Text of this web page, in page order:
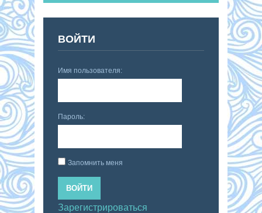
ВОЙТИ
Имя пользователя:
Пароль:
Запомнить меня
ВОЙТИ
Зарегистрироваться